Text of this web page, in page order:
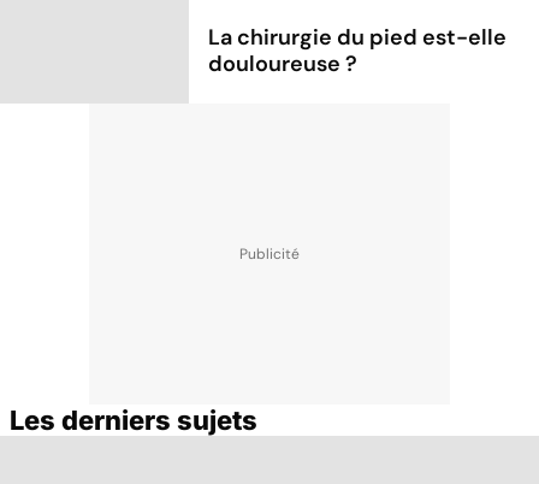
La chirurgie du pied est-elle
douloureuse ?
Les derniers sujets